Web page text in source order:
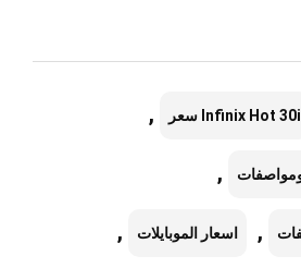
Infinix Hot 30i سعر ,
,
, اسعار الموبايلات ,